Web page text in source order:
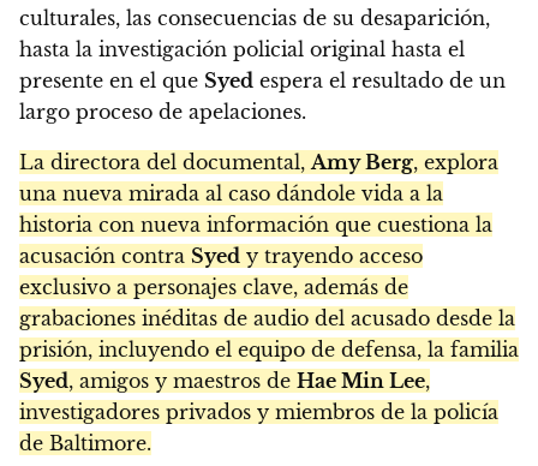
culturales, las consecuencias de su desaparición,
hasta la investigación policial original hasta el
presente en el que Syed espera el resultado de un
largo proceso de apelaciones.
La directora del documental, Amy Berg, explora
una nueva mirada al caso dándole vida a la
historia con nueva información que cuestiona la
acusación contra Syed y trayendo acceso
exclusivo a personajes clave, además de
grabaciones inéditas de audio del acusado desde la
prisión, incluyendo el equipo de defensa, la familia
Syed, amigos y maestros de Hae Min Lee,
investigadores privados y miembros de la policía
de Baltimore.